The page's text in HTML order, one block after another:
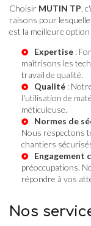
Choisir MUTIN TP ,
raisons pour
est la meilleure option
Expertise :
maîtrisons les
travail de qualité.
Qualité :
l'utilisation de
méticuleuse.
Normes de
Nous respectons
chantiers
Engagement
préoccupations.
répondre à vos
Nos